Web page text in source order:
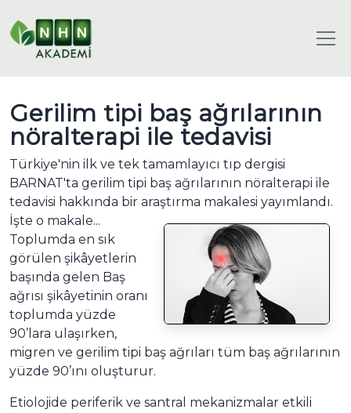
Gerilim tipi baş ağrılarının
nöralterapi ile tedavisi
Türkiye'nin ilk ve tek tamamlayıcı tıp dergisi
BARNAT'ta gerilim tipi baş ağrılarının nöralterapi ile
tedavisi hakkında bir araştırma makalesi yayımlandı.
İşte o makale...
Toplumda en sık
görülen şikâyetlerin
başında gelen Baş
ağrısı şikâyetinin oranı
toplumda yüzde
90’lara ulaşırken,
migren ve gerilim tipi baş ağrıları tüm baş ağrılarının
yüzde 90’ını oluşturur.
Etiolojide periferik ve santral mekanizmalar etkili